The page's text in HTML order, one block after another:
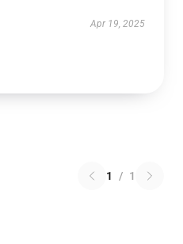
Apr 19, 2025
1 / 1